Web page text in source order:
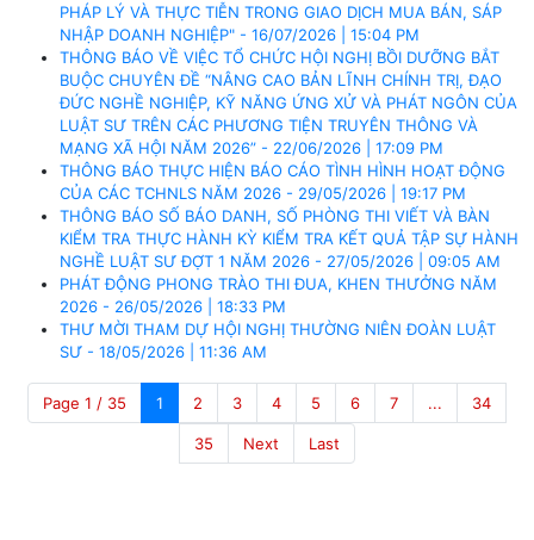
PHÁP LÝ VÀ THỰC TIỄN TRONG GIAO DỊCH MUA BÁN, SÁP
NHẬP DOANH NGHIỆP" - 16/07/2026 | 15:04 PM
THÔNG BÁO VỀ VIỆC TỔ CHỨC HỘI NGHỊ BỒI DƯỠNG BẮT
BUỘC CHUYÊN ĐỀ “NÂNG CAO BẢN LĨNH CHÍNH TRỊ, ĐẠO
ĐỨC NGHỀ NGHIỆP, KỸ NĂNG ỨNG XỬ VÀ PHÁT NGÔN CỦA
LUẬT SƯ TRÊN CÁC PHƯƠNG TIỆN TRUYÊN THÔNG VÀ
MẠNG XÃ HỘI NĂM 2026” - 22/06/2026 | 17:09 PM
THÔNG BÁO THỰC HIỆN BÁO CÁO TÌNH HÌNH HOẠT ĐỘNG
CỦA CÁC TCHNLS NĂM 2026 - 29/05/2026 | 19:17 PM
THÔNG BÁO SỐ BÁO DANH, SỐ PHÒNG THI VIẾT VÀ BÀN
KIỂM TRA THỰC HÀNH KỲ KIỂM TRA KẾT QUẢ TẬP SỰ HÀNH
NGHỀ LUẬT SƯ ĐỢT 1 NĂM 2026 - 27/05/2026 | 09:05 AM
PHÁT ĐỘNG PHONG TRÀO THI ĐUA, KHEN THƯỞNG NĂM
2026 - 26/05/2026 | 18:33 PM
THƯ MỜI THAM DỰ HỘI NGHỊ THƯỜNG NIÊN ĐOÀN LUẬT
SƯ - 18/05/2026 | 11:36 AM
Page 1 / 35 1 2 3 4 5 6 7 ... 34
35 Next Last